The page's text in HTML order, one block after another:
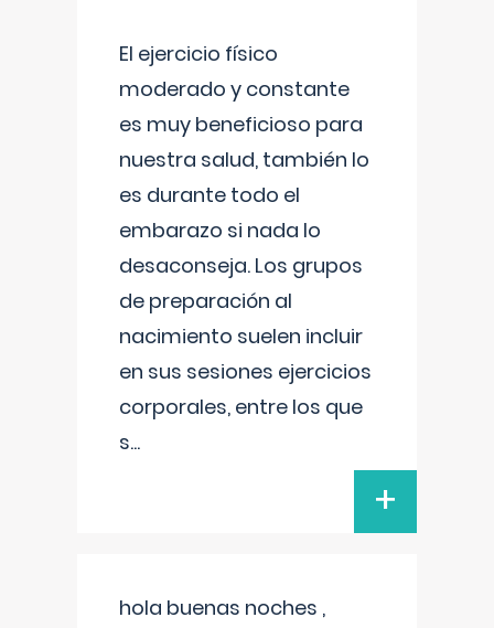
El ejercicio físico
moderado y constante
es muy beneficioso para
nuestra salud, también lo
es durante todo el
embarazo si nada lo
desaconseja. Los grupos
de preparación al
nacimiento suelen incluir
en sus sesiones ejercicios
corporales, entre los que
s...
+
hola buenas noches ,